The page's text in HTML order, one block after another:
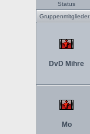
Status
Gruppenmitglieder
DvD Mihre
Mo